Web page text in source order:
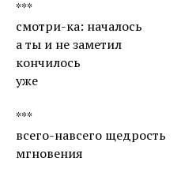
***
смотри-ка: началось
а ты и не заметил
кончилось
уже
***
всего-навсего щедрость
мгновения